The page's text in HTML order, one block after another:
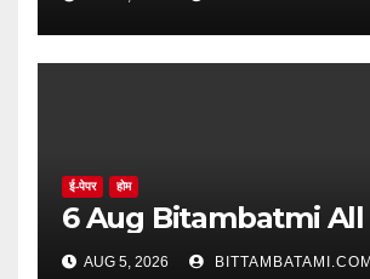
ई-पेपर होम
6 Aug Bitambatmi
AUG 5, 2026 BITTAMBATAMI.COM